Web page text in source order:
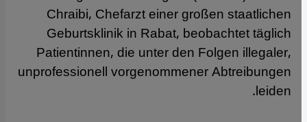
Chraibi, Chefarzt einer großen staatlichen
Geburtsklinik in Rabat, beobachtet täglich
Patientinnen, die unter den Folgen illegaler,
unprofessionell vorgenommener Abtreibungen
leiden.